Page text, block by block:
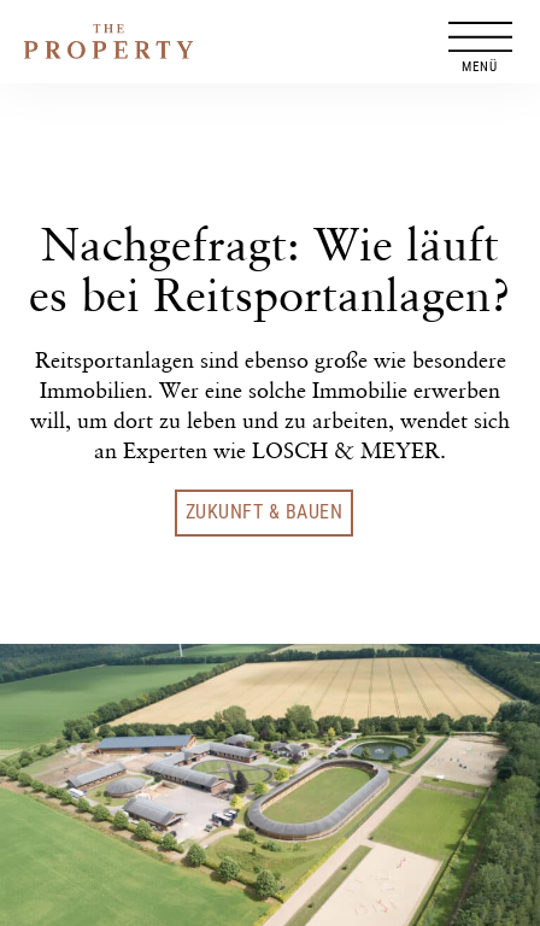
Inhalt
Nachgefragt: Wie läuft
es bei Reitsportanlagen?
Reitsportanlagen sind ebenso große wie besondere
Immobilien. Wer eine solche Immobilie erwerben
will, um dort zu leben und zu arbeiten, wendet sich
an Experten wie LOSCH & MEYER.
ZUKUNFT & BAUEN